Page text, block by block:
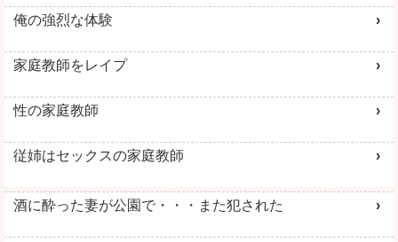
俺の強烈な体験
家庭教師をレイプ
性の家庭教師
従姉はセックスの家庭教師
酒に酔った妻が公園で・・・また犯された